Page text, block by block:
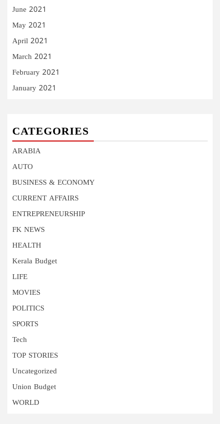
June 2021
May 2021
April 2021
March 2021
February 2021
January 2021
CATEGORIES
ARABIA
AUTO
BUSINESS & ECONOMY
CURRENT AFFAIRS
ENTREPRENEURSHIP
FK NEWS
HEALTH
Kerala Budget
LIFE
MOVIES
POLITICS
SPORTS
Tech
TOP STORIES
Uncategorized
Union Budget
WORLD